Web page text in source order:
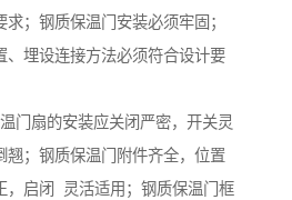
；钢质保温门安装必须牢固；
、埋设连接方法必须符合设计要
门扇的安装应关闭严密，开关灵
翘；钢质保温门附件齐全，位置
，启闭 灵活适用；钢质保温门框